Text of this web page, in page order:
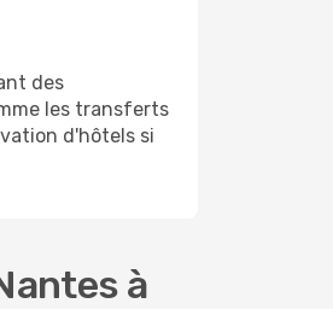
des
les transferts
d'hôtels si
à